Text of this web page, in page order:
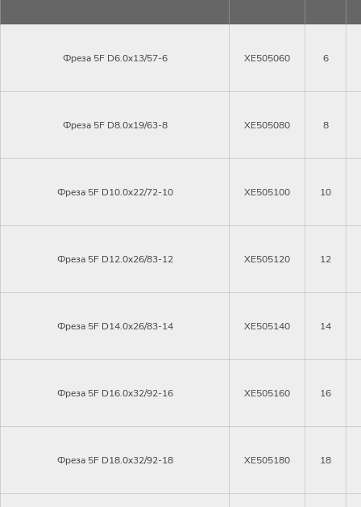
Фреза 5F D6.0x13/57-6 XE505060 6
Фреза 5F D8.0x19/63-8 XE505080 8
Фреза 5F D10.0x22/72-10 XE505100 10
Фреза 5F D12.0x26/83-12 XE505120 12
Фреза 5F D14.0x26/83-14 XE505140 14
Фреза 5F D16.0x32/92-16 XE505160 16
Фреза 5F D18.0x32/92-18 XE505180 18
Войти в личный кабинет
Авторизация
Закрыть